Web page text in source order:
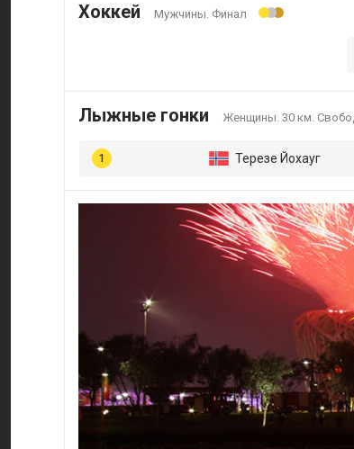
Хоккей Мужчины. Финал
Лыжные гонки Женщины. 30 км.
Терезе Йохауг